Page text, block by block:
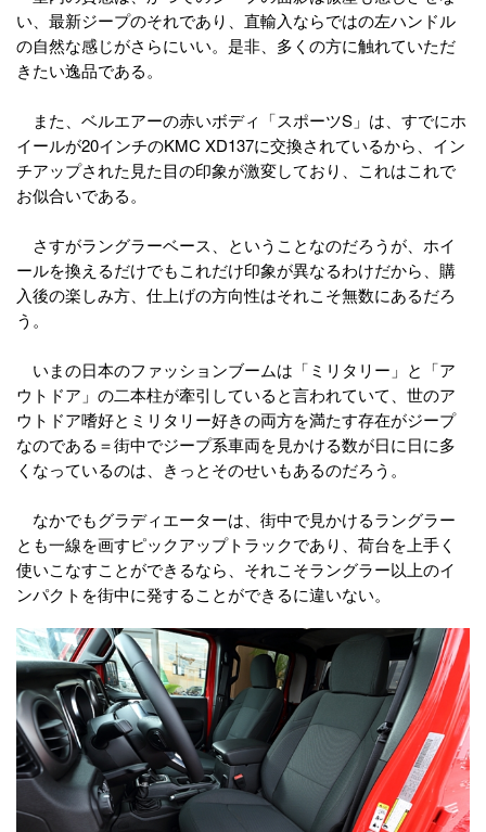
い、最新ジープのそれであり、直輸入ならではの左ハンドル
の自然な感じがさらにいい。是非、多くの方に触れていただ
きたい逸品である。
また、ベルエアーの赤いボディ「スポーツS」は、すでにホ
イールが20インチのKMC XD137に交換されているから、イン
チアップされた見た目の印象が激変しており、これはこれで
お似合いである。
さすがラングラーベース、ということなのだろうが、ホイ
ールを換えるだけでもこれだけ印象が異なるわけだから、購
入後の楽しみ方、仕上げの方向性はそれこそ無数にあるだろ
う。
いまの日本のファッションブームは「ミリタリー」と「ア
ウトドア」の二本柱が牽引していると言われていて、世のア
ウトドア嗜好とミリタリー好きの両方を満たす存在がジープ
なのである＝街中でジープ系車両を見かける数が日に日に多
くなっているのは、きっとそのせいもあるのだろう。
なかでもグラディエーターは、街中で見かけるラングラー
とも一線を画すピックアップトラックであり、荷台を上手く
使いこなすことができるなら、それこそラングラー以上のイ
ンパクトを街中に発することができるに違いない。